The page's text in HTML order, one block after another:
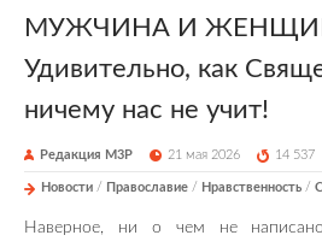
МУЖЧИНА И
Удивительно, как
ничему нас не учит!
Редакция М3Р 21 мая 2026 14 537
Новости / Православие / Нравственность /
Наверное, ни о чем не